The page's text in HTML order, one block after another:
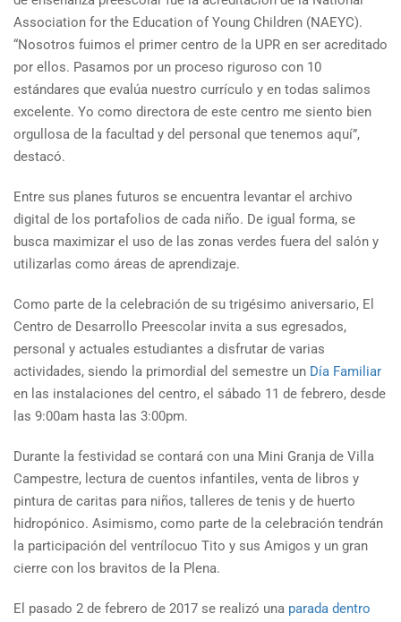
Association for the Education of Young Children (NAEYC).
“Nosotros fuimos el primer centro de la UPR en ser acreditado
por ellos. Pasamos por un proceso riguroso con 10
estándares que evalúa nuestro currículo y en todas salimos
excelente. Yo como directora de este centro me siento bien
orgullosa de la facultad y del personal que tenemos aquí”,
destacó.
Entre sus planes futuros se encuentra levantar el archivo
digital de los portafolios de cada niño. De igual forma, se
busca maximizar el uso de las zonas verdes fuera del salón y
utilizarlas como áreas de aprendizaje.
Como parte de la celebración de su trigésimo aniversario, El
Centro de Desarrollo Preescolar invita a sus egresados,
personal y actuales estudiantes a disfrutar de varias
actividades, siendo la primordial del semestre un Día Familiar
en las instalaciones del centro, el sábado 11 de febrero, desde
las 9:00am hasta las 3:00pm.
Durante la festividad se contará con una Mini Granja de Villa
Campestre, lectura de cuentos infantiles, venta de libros y
pintura de caritas para niños, talleres de tenis y de huerto
hidropónico. Asimismo, como parte de la celebración tendrán
la participación del ventrílocuo Tito y sus Amigos y un gran
cierre con los bravitos de la Plena.
El pasado 2 de febrero de 2017 se realizó una parada dentro